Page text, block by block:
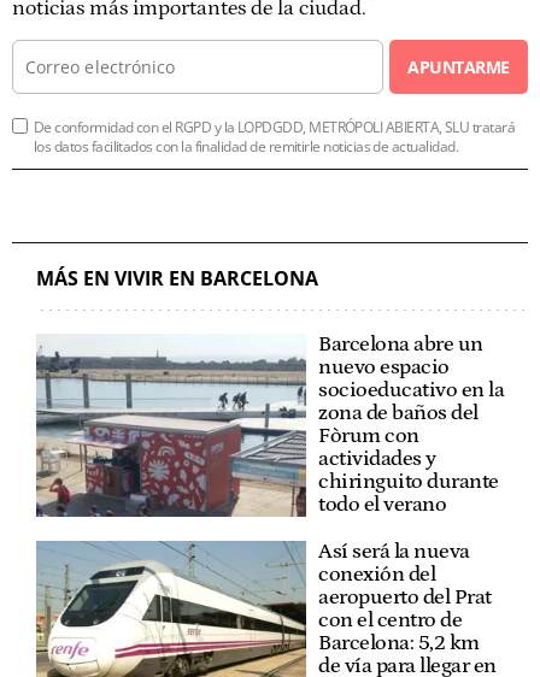
noticias más importantes de la ciudad.
APUNTARME
De conformidad con el RGPD y la LOPDGDD, METRÓPOLI ABIERTA, SLU tratará
los datos facilitados con la finalidad de remitirle noticias de actualidad.
MÁS EN VIVIR EN BARCELONA
Barcelona abre un
nuevo espacio
socioeducativo en la
zona de baños del
Fòrum con
actividades y
chiringuito durante
todo el verano
Así será la nueva
conexión del
aeropuerto del Prat
con el centro de
Barcelona: 5,2 km
de vía para llegar en